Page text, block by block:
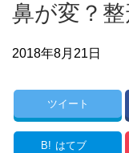
鼻が変？整
2018年8月21日
ツイート
B! はてブ